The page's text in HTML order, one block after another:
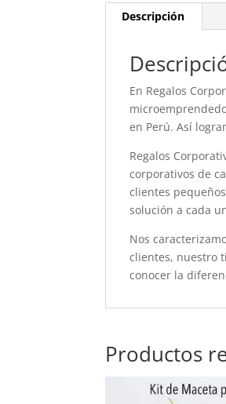
Descripción
En Regalos
en Perú. Así
Regalos
corporativos de
clientes
solución a cada
Nos
clientes, nuestro
conocer la
Productos